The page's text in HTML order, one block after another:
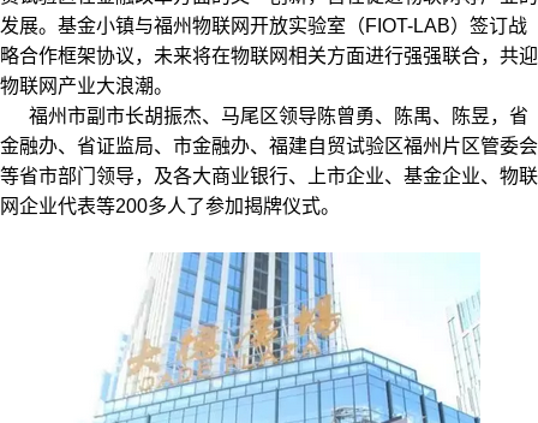
发展。基金小镇与福州物联网开放实验室（FIOT-LAB）签订战
略合作框架协议，未来将在物联网相关方面进行强强联合，共迎
物联网产业大浪潮。
福州市副市长胡振杰、马尾区领导陈曾勇、陈禺、陈昱，省
金融办、省证监局、市金融办、福建自贸试验区福州片区管委会
等省市部门领导，及各大商业银行、上市企业、基金企业、物联
网企业代表等200多人了参加揭牌仪式。